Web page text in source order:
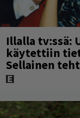
Illalla tv:ssä:
käytettiin
Sellainen